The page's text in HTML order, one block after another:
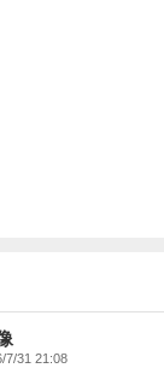
B指定選手
7/31 21:08